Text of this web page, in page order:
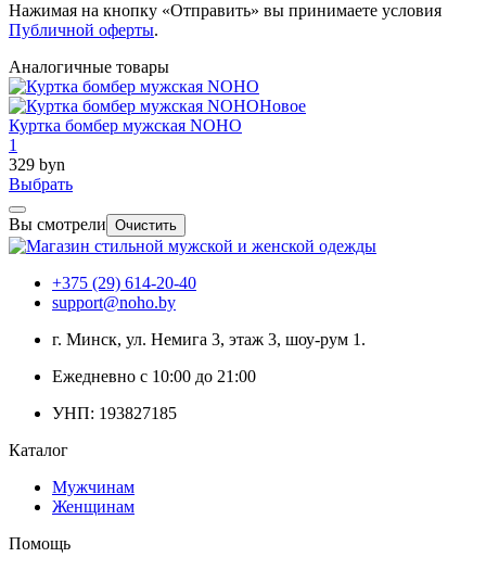
Нажимая на кнопку «Отправить» вы принимаете условия
Публичной оферты.
Аналогичные товары
Новое
Куртка бомбер мужская NOHO
1
329 byn
Выбрать
Вы смотрели Очистить
+375 (29) 614-20-40
support@noho.by
г. Минск, ул. Немига 3, этаж 3, шоу-рум 1.
Ежедневно с 10:00 до 21:00
УНП: 193827185
Каталог
Мужчинам
Женщинам
Помощь